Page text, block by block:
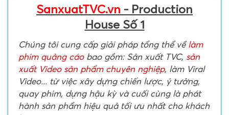
SanxuatTVC.vn - Production
House Số 1
Chúng tôi cung cấp giải pháp tổng thể vềlàm
phim quảng cáobao gồm: Sản xuất TVC, sản
xuất Video sản phẩm chuyên nghiệp, làm Viral
Video... từ việc xây dựng chiến lược, ý tưởng,
quay phim, dựng hậu kỳ và cuối cùng là phát
hành sản phẩm hiệu quả tối ưu nhất cho khách